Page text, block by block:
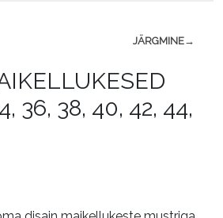
JÄRGMINE→
36, 38, 40, 42, 44,